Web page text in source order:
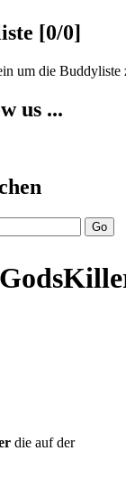
[0/0]
um die Buddyliste
us ...
die auf der